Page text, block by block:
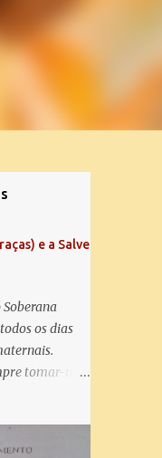
e a Salve
os dias
tomar-nos
de